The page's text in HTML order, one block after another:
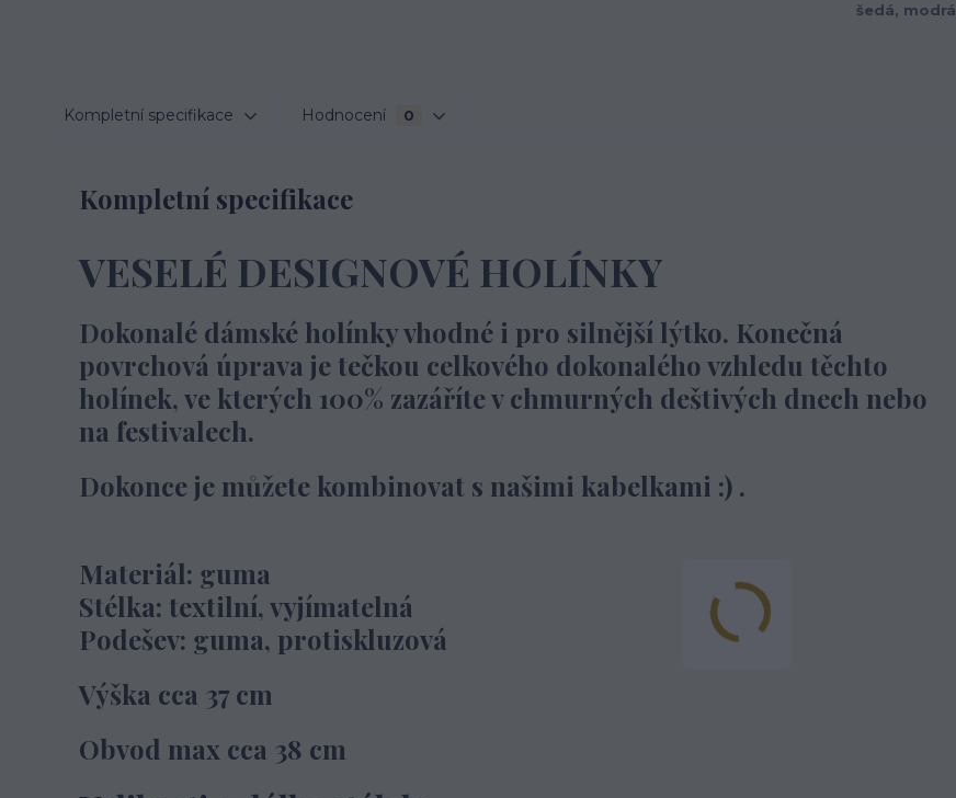
šedá, modrá
Kompletní specifikace Hodnocení 0
Kompletní specifikace
VESELÉ DESIGNOVÉ HOLÍNKY
Dokonalé dámské holínky vhodné i pro silnější lýtko. Konečná
povrchová úprava je tečkou celkového dokonalého vzhledu těchto
holínek, ve kterých 100% zazáříte v chmurných deštivých dnech nebo
na festivalech.
Dokonce je můžete kombinovat s našimi kabelkami :) .
Materiál: guma
Stélka: textilní, vyjímatelná
Podešev: guma, protiskluzová
Výška cca 37 cm
Obvod max cca 38 cm